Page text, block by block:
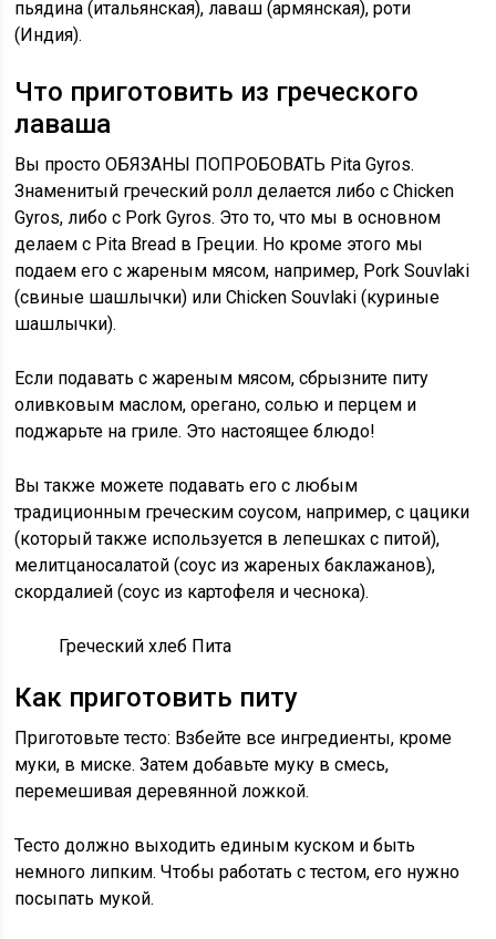
пьядина (итальянская), лаваш (армянская), роти
(Индия).
Что приготовить из греческого
лаваша
Вы просто ОБЯЗАНЫ ПОПРОБОВАТЬ Pita Gyros.
Знаменитый греческий ролл делается либо с Chicken
Gyros, либо с Pork Gyros. Это то, что мы в основном
делаем с Pita Bread в Греции. Но кроме этого мы
подаем его с жареным мясом, например, Pork Souvlaki
(свиные шашлычки) или Chicken Souvlaki (куриные
шашлычки).
Если подавать с жареным мясом, сбрызните питу
оливковым маслом, орегано, солью и перцем и
поджарьте на гриле. Это настоящее блюдо!
Вы также можете подавать его с любым
традиционным греческим соусом, например, с цацики
(который также используется в лепешках с питой),
мелитцаносалатой (соус из жареных баклажанов),
скордалией (соус из картофеля и чеснока).
Греческий хлеб Пита
Как приготовить питу
Приготовьте тесто: Взбейте все ингредиенты, кроме
муки, в миске. Затем добавьте муку в смесь,
перемешивая деревянной ложкой.
Тесто должно выходить единым куском и быть
немного липким. Чтобы работать с тестом, его нужно
посыпать мукой.